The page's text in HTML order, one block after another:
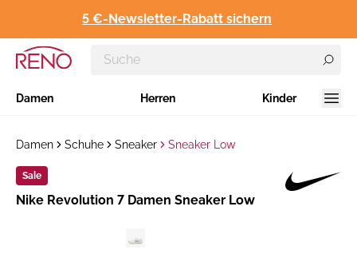
5 €-Newsletter-Rabatt sichern
Damen Herren Kinder
Damen Schuhe Sneaker Sneaker Low
Sale
Hersteller:
Nike Revolution 7 Damen Sneaker Low